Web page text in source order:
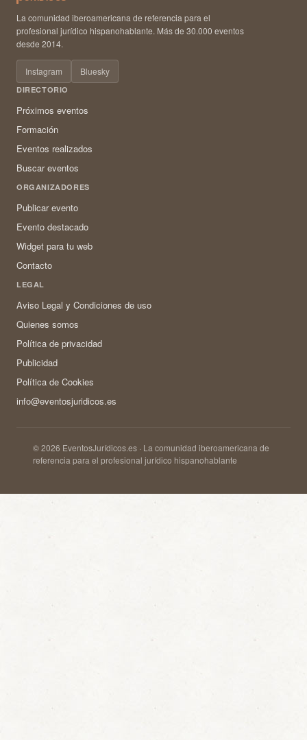
La comunidad iberoamericana de referencia para el
profesional jurídico hispanohablante. Más de 30.000 eventos
desde 2014.
Instagram Bluesky
DIRECTORIO
Próximos eventos
Formación
Eventos realizados
Buscar eventos
ORGANIZADORES
Publicar evento
Evento destacado
Widget para tu web
Contacto
LEGAL
Aviso Legal y Condiciones de uso
Quienes somos
Política de privacidad
Publicidad
Política de Cookies
info@eventosjuridicos.es
© 2026 EventosJurídicos.es · La comunidad iberoamericana de
referencia para el profesional jurídico hispanohablante